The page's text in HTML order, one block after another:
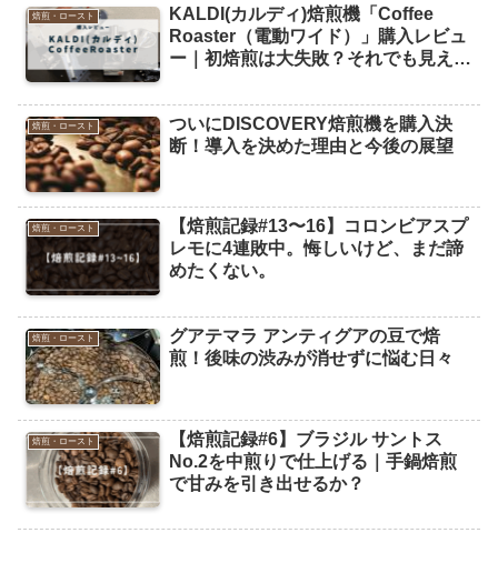
焙煎・ロースト
KALDI(カルディ)焙煎機「Coffee
Roaster（電動ワイド）」購入レビュ
ー｜初焙煎は大失敗？それでも見えた
焙煎・ロースト
ついにDISCOVERY焙煎機を購入決
断！導入を決めた理由と今後の展望
焙煎・ロースト
【焙煎記録#13〜16】コロンビアスプ
レモに4連敗中。悔しいけど、まだ諦
めたくない。
焙煎・ロースト
グアテマラ アンティグアの豆で焙
煎！後味の渋みが消せずに悩む日々
焙煎・ロースト
【焙煎記録#6】ブラジル サントス
No.2を中煎りで仕上げる｜手鍋焙煎
で甘みを引き出せるか？